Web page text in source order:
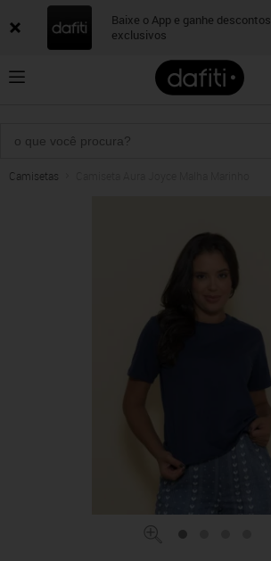
Baixe o App e ganhe descontos
exclusivos
Camisetas